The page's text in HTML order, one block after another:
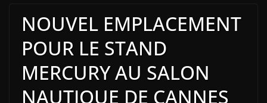
NOUVEL EMPLACEMENT
POUR LE STAND
MERCURY AU SALON
NAUTIQUE DE CANNES